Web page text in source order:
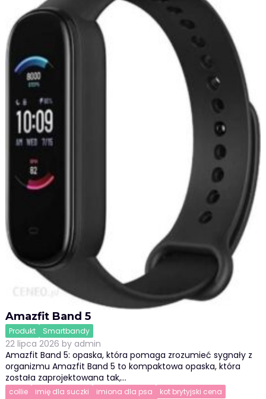
Amazfit Band 5
Produkt Smartbandy
22 lipca 2026 by admin
Amazfit Band 5: opaska, która pomaga zrozumieć sygnały z
organizmu Amazfit Band 5 to kompaktowa opaska, która
została zaprojektowana tak,…
collie imię dla suczki imiona dla psa
kot brytyjski cena